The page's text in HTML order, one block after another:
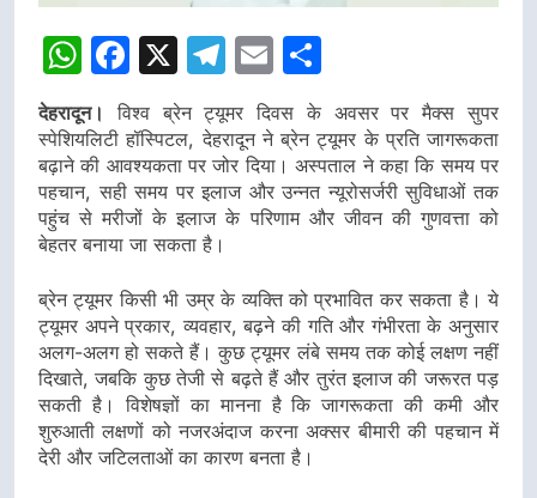
WhatsApp
Facebook
X Telegram
Email
देहरादून।
विश्व ब्रेन ट्यूमर दिवस के अवसर पर मैक्स सुपर
स्पेशियलिटी हॉस्पिटल, देहरादून ने ब्रेन ट्यूमर के प्रति जागरूकता
बढ़ाने की आवश्यकता पर जोर दिया। अस्पताल ने कहा कि समय पर
पहचान, सही समय पर इलाज और उन्नत न्यूरोसर्जरी सुविधाओं तक
पहुंच से मरीजों के इलाज के परिणाम और जीवन की गुणवत्ता को
बेहतर बनाया जा सकता है।
ब्रेन ट्यूमर किसी भी उम्र के व्यक्ति को प्रभावित कर सकता है। ये
ट्यूमर अपने प्रकार, व्यवहार, बढ़ने की गति और गंभीरता के अनुसार
अलग-अलग हो सकते हैं। कुछ ट्यूमर लंबे समय तक कोई लक्षण नहीं
दिखाते, जबकि कुछ तेजी से बढ़ते हैं और तुरंत इलाज की जरूरत पड़
सकती है। विशेषज्ञों का मानना है कि जागरूकता की कमी और
शुरुआती लक्षणों को नजरअंदाज करना अक्सर बीमारी की पहचान में
देरी और जटिलताओं का कारण बनता है।